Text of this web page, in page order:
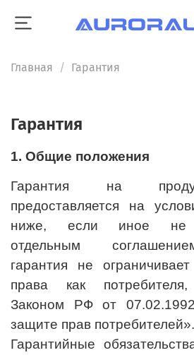
Главная Гарантия
Гарантия
1. Общие положения
Гарантия на
предоставляется на
ниже, если иное не
отдельным
гарантия не
права как потребителя,
Законом РФ от
защите прав потребителей».
Гарантийные